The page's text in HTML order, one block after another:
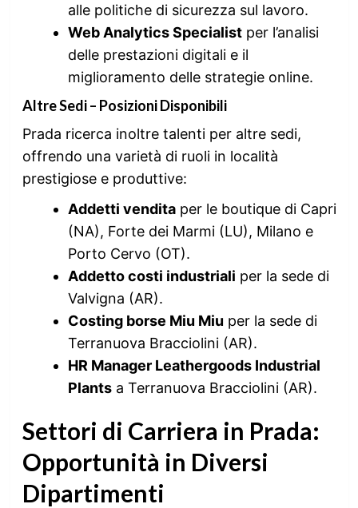
alle politiche di sicurezza sul lavoro.
Web Analytics Specialistper l’analisi
delle prestazioni digitali e il
miglioramento delle strategie online.
Altre Sedi – Posizioni Disponibili
Prada ricerca inoltre talenti per altre sedi,
offrendo una varietà di ruoli in località
prestigiose e produttive:
Addetti venditaper le boutique di Capri
(NA), Forte dei Marmi (LU), Milano e
Porto Cervo (OT).
Addetto costi industriali per la sede di
Valvigna (AR).
Costing borse Miu Miu per la sede di
Terranuova Bracciolini (AR).
HR Manager Leathergoods Industrial
Plantsa Terranuova Bracciolini (AR).
Settori di Carriera in Prada:
Opportunità in Diversi
Dipartimenti